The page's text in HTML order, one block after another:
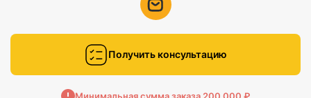
Получить консультацию
Минимальная сумма заказа 200 000 ₽